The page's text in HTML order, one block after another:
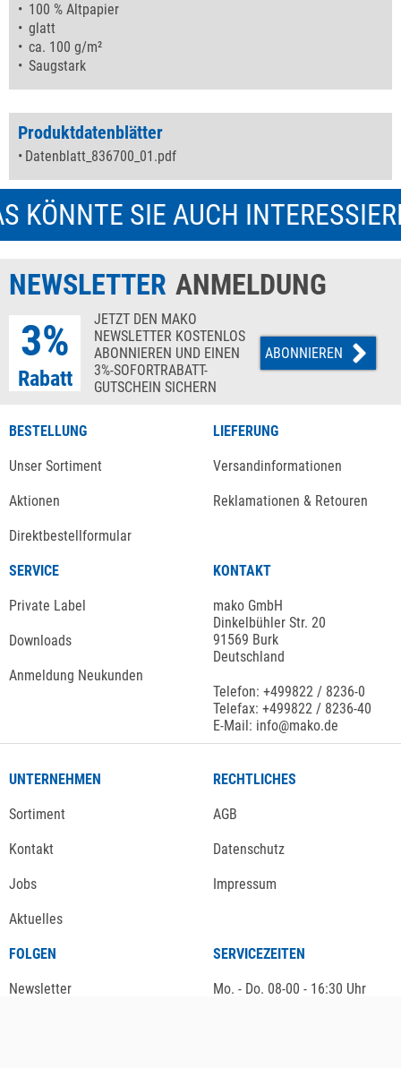
100 % Altpapier
glatt
ca. 100 g/m²
Saugstark
Produktdatenblätter
Datenblatt_836700_01.pdf
KÖNNTE SIE AUCH
NEWSLETTER ANMELDUNG
3%
Rabatt
JETZT DEN MAKO
NEWSLETTER KOSTENLOS
ABONNIEREN UND EINEN
3%-SOFORTRABATT-
GUTSCHEIN SICHERN
ABONNIEREN
BESTELLUNG
Unser Sortiment
Aktionen
Direktbestellformular
LIEFERUNG
Versandinformationen
Reklamationen & Retouren
SERVICE
Private Label
Downloads
Anmeldung Neukunden
KONTAKT
mako GmbH
Dinkelbühler Str. 20
91569 Burk
Deutschland
Telefon: +499822 / 8236-0
Telefax: +499822 / 8236-40
E-Mail: info@mako.de
UNTERNEHMEN
Sortiment
Kontakt
Jobs
Aktuelles
RECHTLICHES
AGB
Datenschutz
Impressum
FOLGEN
Newsletter
SERVICEZEITEN
Mo. - Do. 08-00 - 16:30 Uhr